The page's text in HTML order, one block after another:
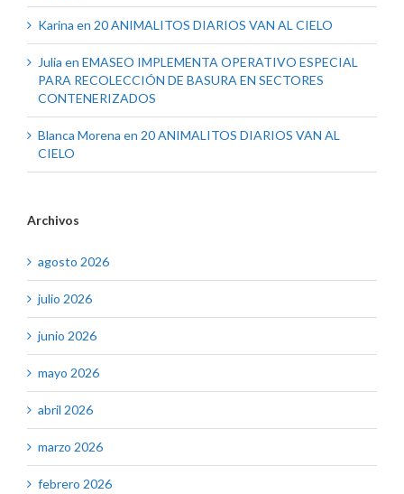
Karina en 20 ANIMALITOS DIARIOS VAN AL CIELO
Julia en EMASEO IMPLEMENTA OPERATIVO ESPECIAL
PARA RECOLECCIÓN DE BASURA EN SECTORES
CONTENERIZADOS
Blanca Morena en 20 ANIMALITOS DIARIOS VAN AL
CIELO
Archivos
agosto 2026
julio 2026
junio 2026
mayo 2026
abril 2026
marzo 2026
febrero 2026